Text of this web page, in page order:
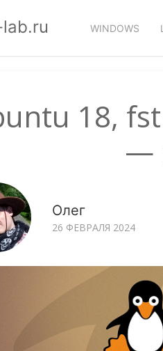
WINDOWS
18,
—
Олег
26 ФЕВРАЛЯ 2024